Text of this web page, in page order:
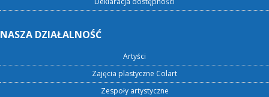
NASZA DZIAŁALNOŚĆ
Artyści
Zajęcia plastyczne Colart
Zespoły artystyczne